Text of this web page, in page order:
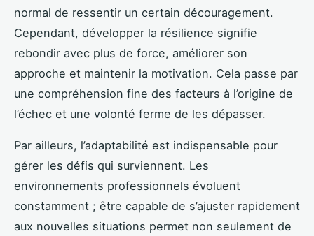
normal de ressentir un certain découragement.
Cependant, développer la résilience signifie
rebondir avec plus de force, améliorer son
approche et maintenir la motivation. Cela passe par
une compréhension fine des facteurs à l’origine de
l’échec et une volonté ferme de les dépasser.
Par ailleurs, l’adaptabilité est indispensable pour
gérer les défis qui surviennent. Les
environnements professionnels évoluent
constamment ; être capable de s’ajuster rapidement
aux nouvelles situations permet non seulement de